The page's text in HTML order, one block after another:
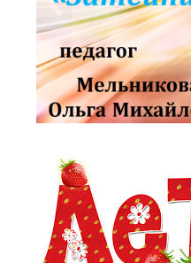
информационный контент